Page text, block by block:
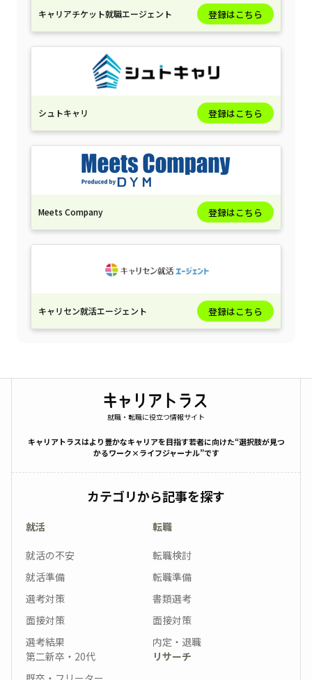
キャリアチケット就職エージェント 登録はこちら
シュトキャリ 登録はこちら
Meets Company 登録はこちら
キャリセン就活エージェント 登録はこちら
就職・転職に役立つ情報サイト
キャリアトラスはより豊かなキャリアを目指す若者に向けた“選択肢が見つ
かるワーク×ライフジャーナル”です
カテゴリから記事を探す
就活
就活の不安
就活準備
選考対策
面接対策
選考結果
転職
転職検討
転職準備
書類選考
面接対策
内定・退職
第二新卒・20代
リサーチ